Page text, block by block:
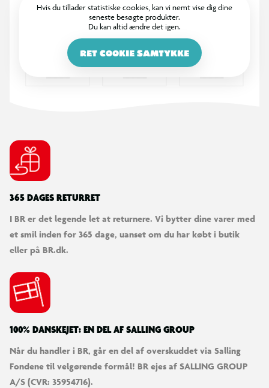
Hvis du tillader statistiske cookies, kan vi nemt vise dig dine
seneste besøgte produkter.
Du kan altid ændre det igen.
RET COOKIE SAMTYKKE
365 DAGES RETURRET
I BR er det legende let at returnere. Vi bytter dine varer med
et smil inden for 365 dage, uanset om du har købt i butik
eller på BR.dk.
100% DANSKEJET: EN DEL AF SALLING GROUP
Når du handler i BR, går en del af overskuddet via Salling
Fondene til velgørende formål! BR ejes af SALLING GROUP
A/S (CVR: 35954716).